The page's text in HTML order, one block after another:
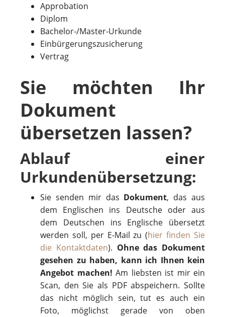
Approbation
Diplom
Bachelor-/Master-Urkunde
Einbürgerungszusicherung
Vertrag
Sie möchten Ihr
Dokument
übersetzen lassen?
Ablauf einer
Urkundenübersetzung:
Sie sen­den mir das Dokument, das aus
dem Englischen ins Deutsche oder aus
dem Deutschen ins Englische übersetzt
werden soll, per E-Mail zu (hier fin­den Sie
die Kon­takt­da­ten). Ohne das Doku­ment
gese­hen zu haben, kann ich Ihnen kein
Ange­bot machen! Am liebsten ist mir ein
Scan, den Sie als PDF abspeichern. Sollte
das nicht möglich sein, tut es auch ein
Foto, möglichst gerade von oben